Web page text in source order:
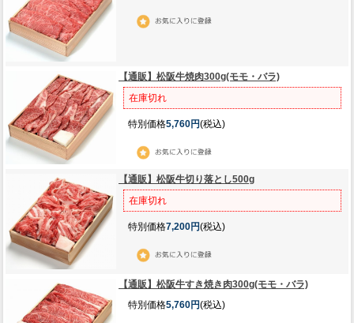
【通販】松阪牛焼肉300g(モモ・バラ)
在庫切れ
特別価格5,760円(税込)
【通販】松阪牛切り落とし500g
在庫切れ
特別価格7,200円(税込)
【通販】松阪牛すき焼き肉300g(モモ・バラ)
特別価格5,760円(税込)